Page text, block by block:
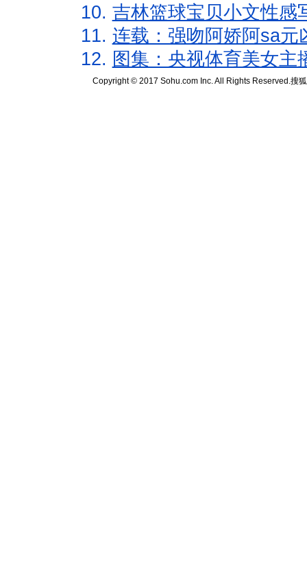
10. 吉林篮球宝贝小文性感
11. 连载：强吻阿娇阿sa元
12. 图集：央视体育美女主
Copyright © 2017 Sohu.com Inc. All Rights Reserved.搜